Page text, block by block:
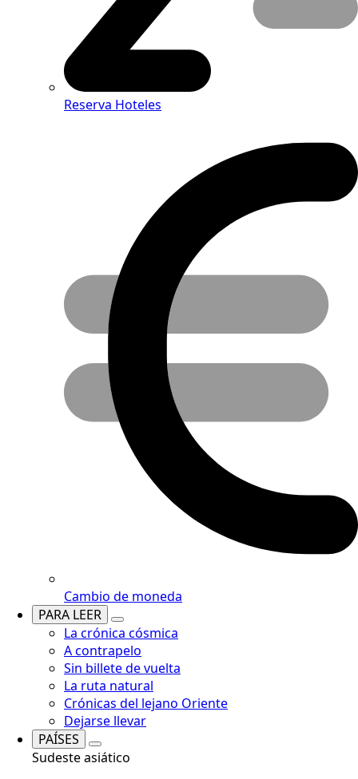
Reserva Hoteles
Cambio de moneda
PARA LEER
La crónica cósmica
A contrapelo
Sin billete de vuelta
La ruta natural
Crónicas del lejano Oriente
Dejarse llevar
PAÍSES
Sudeste asiático